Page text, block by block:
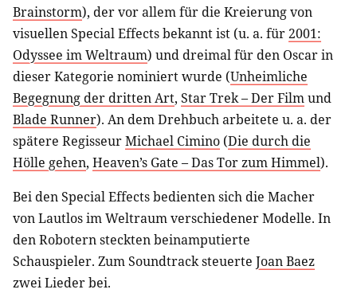
Brainstorm), der vor allem für die Kreierung von
visuellen Special Effects bekannt ist (u. a. für2001:
Odyssee im Weltraum) und dreimal für den Oscar in
dieser Kategorie nominiert wurde (Unheimliche
Begegnung der dritten Art, Star Trek – Der Filmund
Blade Runner). An dem Drehbuch arbeitete u. a. der
spätere RegisseurMichael Cimino (Die durch die
Hölle gehen, Heaven’s Gate – Das Tor zum Himmel).
Bei den Special Effects bedienten sich die Macher
von Lautlos im Weltraum verschiedener Modelle. In
den Robotern steckten beinamputierte
Schauspieler. Zum Soundtrack steuerte Joan Baez
zwei Lieder bei.